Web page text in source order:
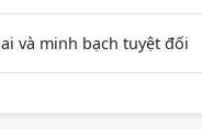
và minh bạch tuyệt đối